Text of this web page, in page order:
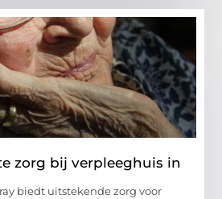
zorg bij verpleeghuis in
biedt uitstekende zorg voor